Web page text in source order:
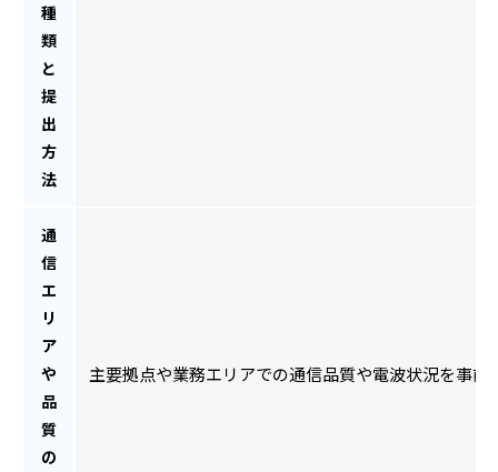
種
類
と
提
出
方
法
通
信
エ
リ
ア
や
品
質
の
主要拠点や業務エリアでの通信品質や電波状況を事前